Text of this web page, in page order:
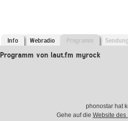
Info Webradio Programm
Programm von laut.fm myrock
phonostar hat
Gehe auf die Website des